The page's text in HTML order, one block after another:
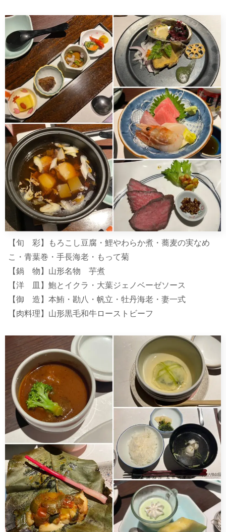
【旬 彩】もろこし豆腐・鯉やわらか煮・蕎麦の実なめ
こ・青葉巻・手長海老・もって菊
【鍋 物】山形名物 芋煮
【洋 皿】鮑とイクラ・大葉ジェノベーゼソース
【御 造】本鮪・勘八・帆立・牡丹海老・妻一式
【肉料理】山形黒毛和牛ローストビーフ